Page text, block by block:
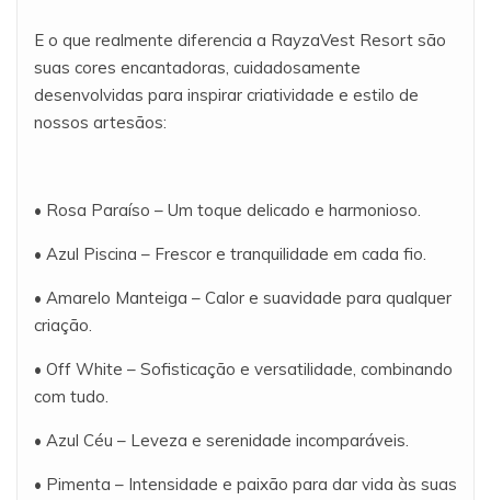
E o que realmente diferencia a RayzaVest Resort são
suas cores encantadoras, cuidadosamente
desenvolvidas para inspirar criatividade e estilo de
nossos artesãos:
• Rosa Paraíso – Um toque delicado e harmonioso.
• Azul Piscina – Frescor e tranquilidade em cada fio.
• Amarelo Manteiga – Calor e suavidade para qualquer
criação.
• Off White – Sofisticação e versatilidade, combinando
com tudo.
• Azul Céu – Leveza e serenidade incomparáveis.
• Pimenta – Intensidade e paixão para dar vida às suas